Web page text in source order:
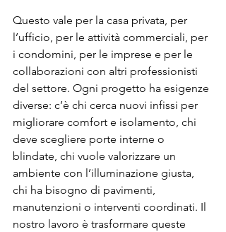
Questo vale per la casa privata, per
l’ufficio, per le attività commerciali, per
i condomini, per le imprese e per le
collaborazioni con altri professionisti
del settore. Ogni progetto ha esigenze
diverse: c’è chi cerca nuovi infissi per
migliorare comfort e isolamento, chi
deve scegliere porte interne o
blindate, chi vuole valorizzare un
ambiente con l’illuminazione giusta,
chi ha bisogno di pavimenti,
manutenzioni o interventi coordinati. Il
nostro lavoro è trasformare queste